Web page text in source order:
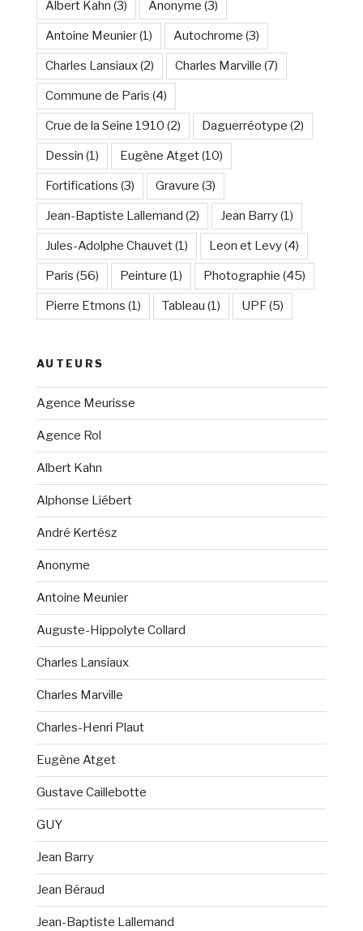
Albert Kahn (3) Anonyme (3)
Antoine Meunier(1) Autochrome (3)
Charles Lansiaux(2) Charles Marville (7)
Commune de Paris (4)
Crue de la Seine 1910 (2) Daguerréotype (2)
Dessin (1) Eugène Atget(10)
Fortifications (3) Gravure (3)
Jean-Baptiste Lallemand (2) Jean Barry(1)
Jules-Adolphe Chauvet(1) Leon et Levy(4)
Paris (56) Peinture (1) Photographie (45)
Pierre Etmons (1) Tableau (1) UPF(5)
AUTEURS
Agence Meurisse
Agence Rol
Albert Kahn
Alphonse Liébert
André Kertész
Anonyme
Antoine Meunier
Auguste-Hippolyte Collard
Charles Lansiaux
Charles Marville
Charles-Henri Plaut
Eugène Atget
Gustave Caillebotte
GUY
Jean Barry
Jean Béraud
Jean-Baptiste Lallemand